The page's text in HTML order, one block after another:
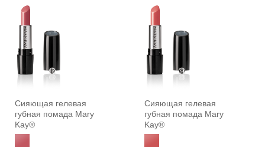
Сияющая гелевая
губная помада Mary
Kay®
Сияющая гелевая
губная помада Mary
Kay®